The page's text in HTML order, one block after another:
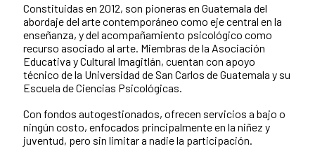
Constituidas en 2012, son pioneras en Guatemala del
abordaje del arte contemporáneo como eje central en la
enseñanza, y del acompañamiento psicológico como
recurso asociado al arte. Miembras de la Asociación
Educativa y Cultural Imagitlán, cuentan con apoyo
técnico de la Universidad de San Carlos de Guatemala y su
Escuela de Ciencias Psicológicas.
Con fondos autogestionados, ofrecen servicios a bajo o
ningún costo, enfocados principalmente en la niñez y
juventud, pero sin limitar a nadie la participación.